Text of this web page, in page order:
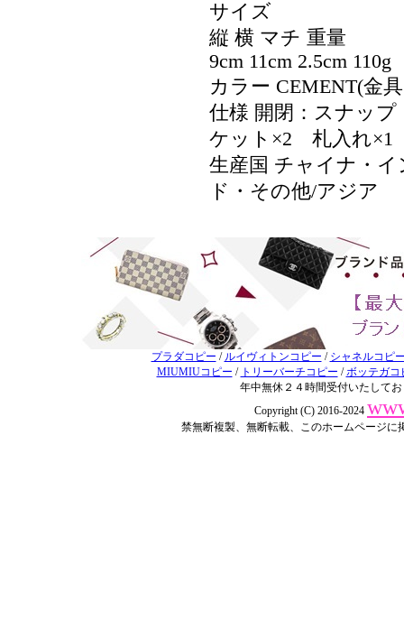
サイズ
縦 横 マチ 重量
9cm 11cm 2.5cm 110g
カラー CEMENT(金
仕様 開閉：スナッ
ケット×2 札入れ×1
生産国 チャイナ・
ド・その他/アジア
プラダコピー / ルイヴィトンコピー / シャネルコピ
MIUMIUコピー / トリーバーチコピー /ボッテガコ
年中無休２４時間受付いたして
Copyright (C) 2016-2024
禁無断複製、無断転載、このホームページ